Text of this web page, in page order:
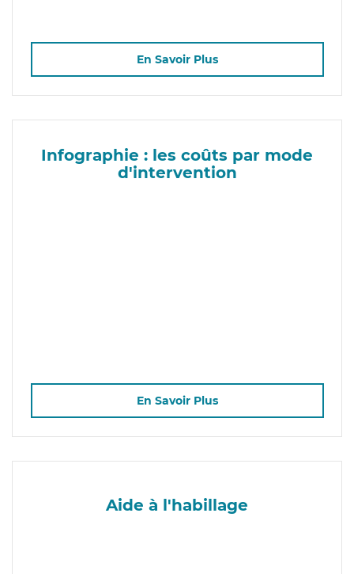
En Savoir Plus
Infographie : les coûts par mode
d'intervention
En Savoir Plus
Aide à l'habillage